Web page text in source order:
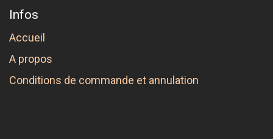
Infos
Accueil
A propos
Conditions de commande et annulation